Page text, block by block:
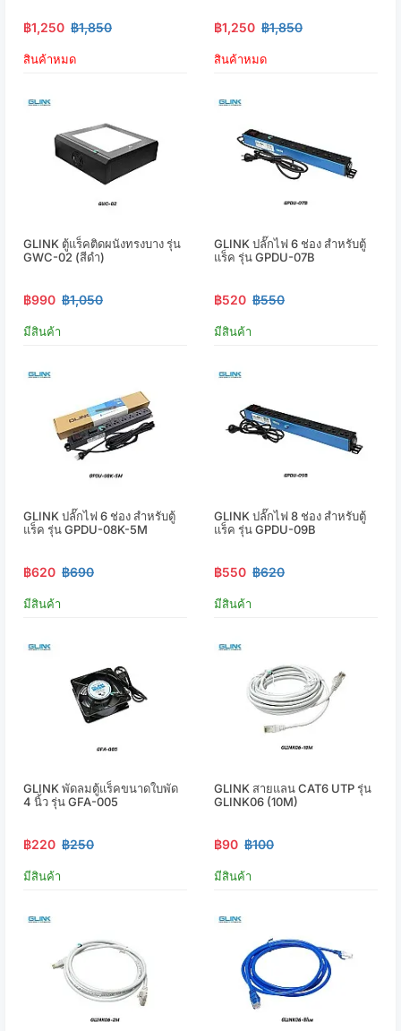
฿1,250 ฿1,850
สินค้าหมด
฿1,250 ฿1,850
สินค้าหมด
GLINK ตู้แร็คติดผนังทรงบาง รุ่น
GWC-02 (สีดำ)
฿990 ฿1,050
มีสินค้า
GLINK ปลั๊กไฟ 6 ช่อง สำหรับตู้
แร็ค รุ่น GPDU-07B
฿520 ฿550
มีสินค้า
GLINK ปลั๊กไฟ 6 ช่อง สำหรับตู้
แร็ค รุ่น GPDU-08K-5M
฿620 ฿690
มีสินค้า
GLINK ปลั๊กไฟ 8 ช่อง สำหรับตู้
แร็ค รุ่น GPDU-09B
฿550 ฿620
มีสินค้า
GLINK พัดลมตู้แร็คขนาดใบพัด
4 นิ้ว รุ่น GFA-005
฿220 ฿250
มีสินค้า
GLINK สายแลน CAT6 UTP รุ่น
GLINK06 (10M)
฿90 ฿100
มีสินค้า